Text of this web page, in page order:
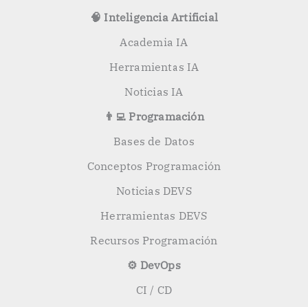
🧠 Inteligencia Artificial
Academia IA
Herramientas IA
Noticias IA
👨‍💻 Programación
Bases de Datos
Conceptos Programación
Noticias DEVS
Herramientas DEVS
Recursos Programación
⚙️ DevOps
CI / CD